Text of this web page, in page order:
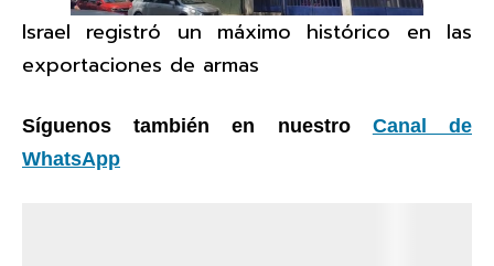
Israel registró un máximo histórico en las
exportaciones de armas
Síguenos también en nuestro Canal de
WhatsApp